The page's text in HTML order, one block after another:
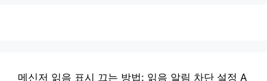
메신저 읽음 표시 끄는 방법: 읽음 알림 차단 설정 A